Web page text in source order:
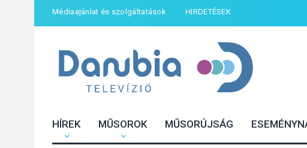
Médiaajánlat és szolgáltatások HIRDETÉSEK
HÍREK MŰSOROK MŰSORÚJSÁG